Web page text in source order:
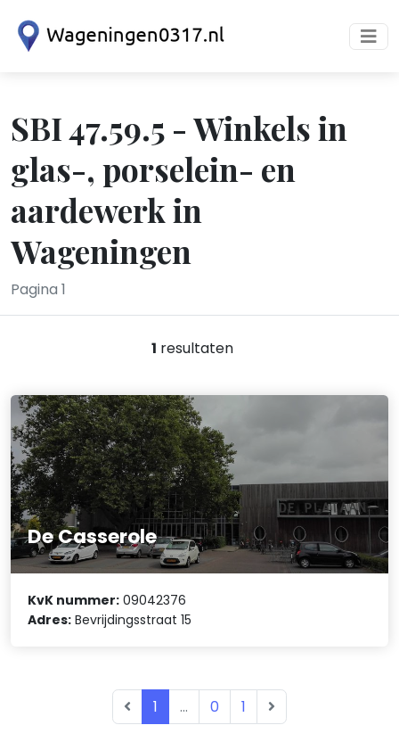
SBI 47.59.5 - Winkels in
glas-, porselein- en
aardewerk in
Wageningen
Pagina 1
1 resultaten
De Casserole
KvK nummer: 09042376
Adres: Bevrijdingsstraat 15
1 ... 0 1